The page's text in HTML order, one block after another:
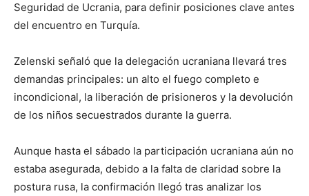
Seguridad de Ucrania, para definir posiciones clave antes
del encuentro en Turquía.
Zelenski señaló que la delegación ucraniana llevará tres
demandas principales: un alto el fuego completo e
incondicional, la liberación de prisioneros y la devolución
de los niños secuestrados durante la guerra.
Aunque hasta el sábado la participación ucraniana aún no
estaba asegurada, debido a la falta de claridad sobre la
postura rusa, la confirmación llegó tras analizar los